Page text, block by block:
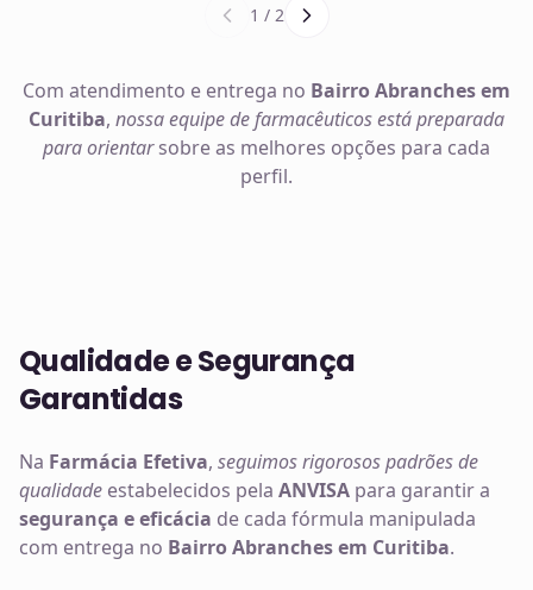
1 / 2
Com atendimento e entrega no Bairro Abranches em
Curitiba, nossa equipe de farmacêuticos está preparada
para orientarsobre as melhores opções para cada
perfil.
Qualidade e Segurança
Garantidas
Na Farmácia Efetiva, seguimos rigorosos padrões de
qualidade estabelecidos pela ANVISA para garantir a
segurança e eficácia de cada fórmula manipulada
com entrega no Bairro Abranches em Curitiba.